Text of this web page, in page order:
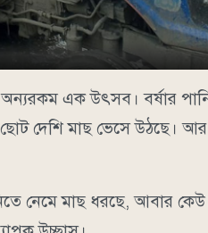
এক উৎসব। বর্ষার
ছোট দেশি মাছ ভেসে
নেমে মাছ ধরছে, আবার কেউ